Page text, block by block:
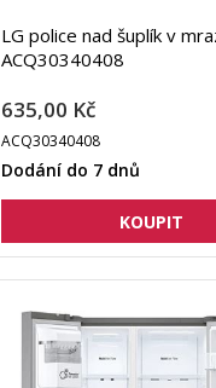
LG police nad šuplík v
ACQ30340408
635,00 Kč
ACQ30340408
Dodání do 7 dnů